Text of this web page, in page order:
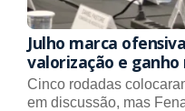
Julho marca
valorização e ganho
Cinco rodadas
em discussão, mas